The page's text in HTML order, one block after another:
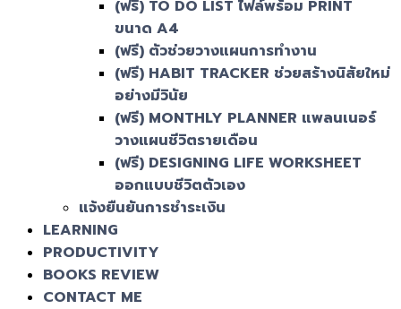
(ฟรี) TO DO LIST ไฟล์พร้อม PRINT
ขนาด A4
(ฟรี) ตัวช่วยวางแผนการทำงาน
(ฟรี) HABIT TRACKER ช่วยสร้างนิสัยใหม่
อย่างมีวินัย
(ฟรี) MONTHLY PLANNER แพลนเนอร์
วางแผนชีวิตรายเดือน
(ฟรี) DESIGNING LIFE WORKSHEET
ออกแบบชีวิตตัวเอง
แจ้งยืนยันการชำระเงิน
LEARNING
PRODUCTIVITY
BOOKS REVIEW
CONTACT ME